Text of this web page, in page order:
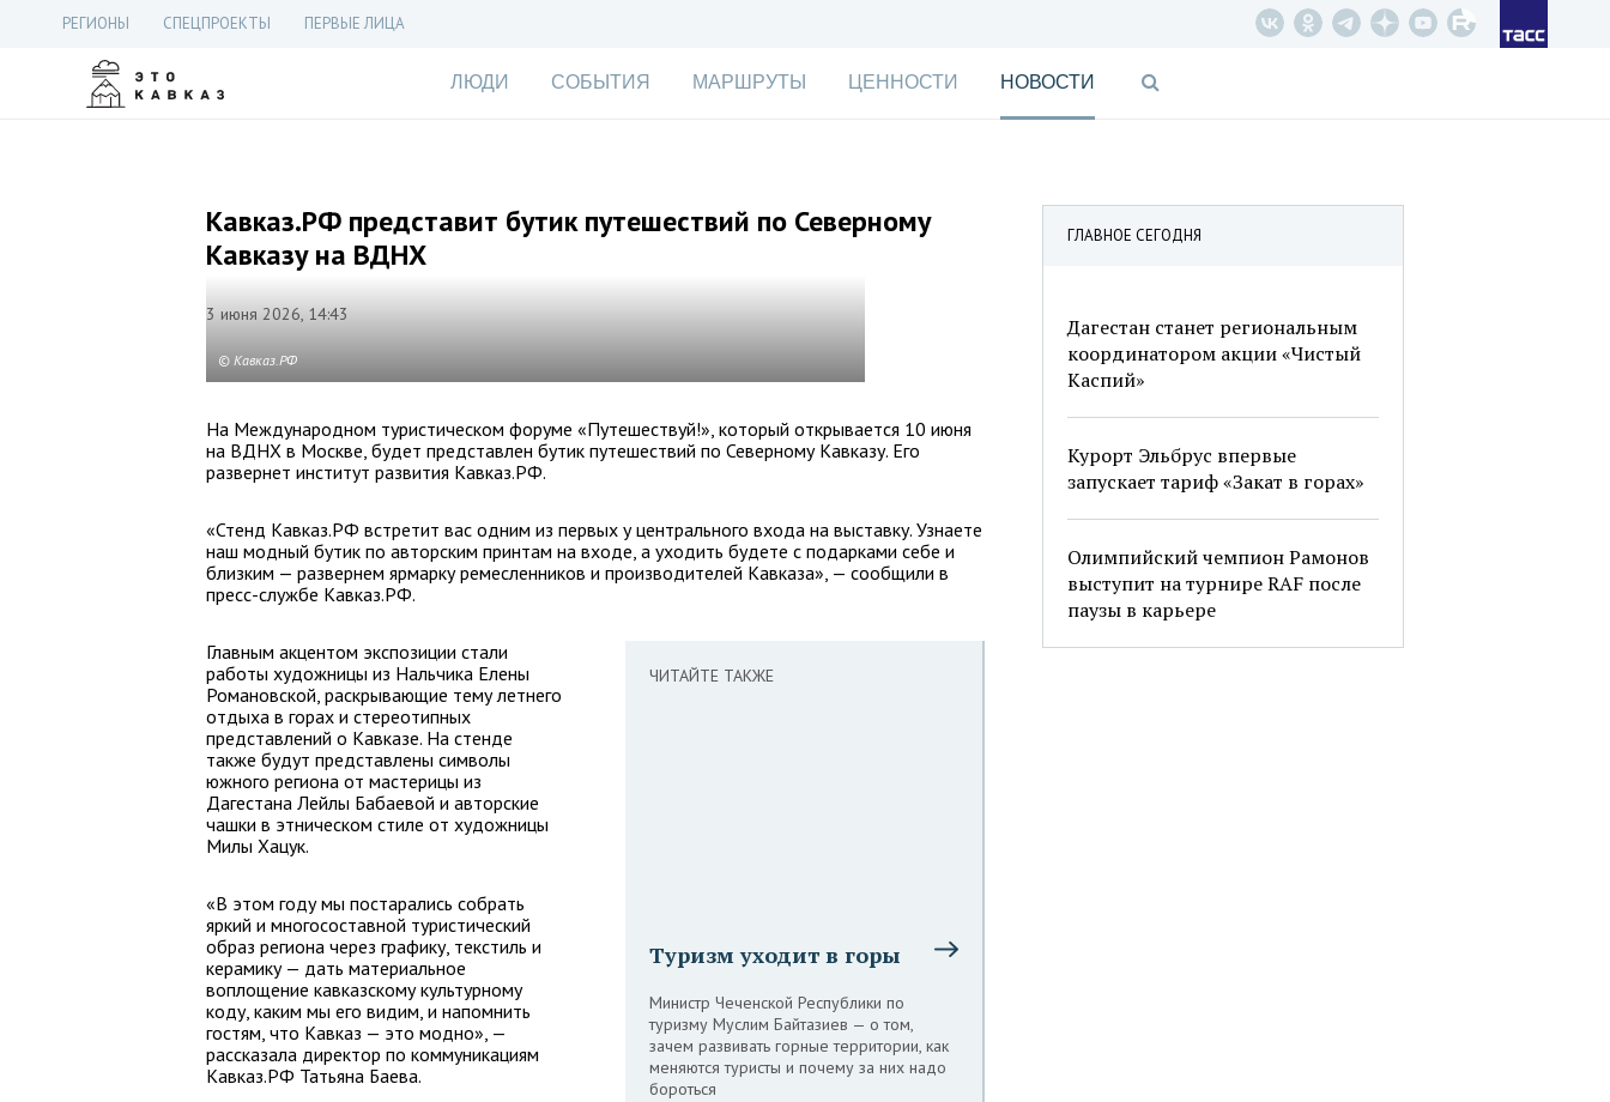
РЕГИОНЫ СПЕЦПРОЕКТЫ ПЕРВЫЕ ЛИЦА
ЛЮДИ СОБЫТИЯ МАРШРУТЫ ЦЕННОСТИ НОВОСТИ
ГЛАВНОЕ СЕГОДНЯ
Дагестан станет региональным
координатором акции «Чистый
Каспий»
Курорт Эльбрус впервые
запускает тариф «Закат в горах»
Олимпийский чемпион Рамонов
выступит на турнире RAF после
паузы в карьере
Кавказ.РФ представит бутик путешествий по Северному
Кавказу на ВДНХ
3 июня 2026, 14:43
© Кавказ.РФ
На Международном туристическом форуме «Путешествуй!», который открывается 10 июня
на ВДНХ в Москве, будет представлен бутик путешествий по Северному Кавказу. Его
развернет институт развития Кавказ.РФ.
«Стенд Кавказ.РФ встретит вас одним из первых у центрального входа на выставку. Узнаете
наш модный бутик по авторским принтам на входе, а уходить будете с подарками себе и
близким — развернем ярмарку ремесленников и производителей Кавказа», — сообщили в
пресс-службе Кавказ.РФ.
ЧИТАЙТЕ ТАКЖЕ
Туризм уходит в горы
Министр Чеченской Республики по
туризму Муслим Байтазиев — о том,
зачем развивать горные территории, как
меняются туристы и почему за них надо
бороться
Главным акцентом экспозиции стали
работы художницы из Нальчика Елены
Романовской, раскрывающие тему летнего
отдыха в горах и стереотипных
представлений о Кавказе. На стенде
также будут представлены символы
южного региона от мастерицы из
Дагестана Лейлы Бабаевой и авторские
чашки в этническом стиле от художницы
Милы Хацук.
«В этом году мы постарались собрать
яркий и многосоставной туристический
образ региона через графику, текстиль и
керамику — дать материальное
воплощение кавказскому культурному
коду, каким мы его видим, и напомнить
гостям, что Кавказ — это модно», —
рассказала директор по коммуникациям
Кавказ.РФ Татьяна Баева.